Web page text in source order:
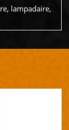
lampadaire,